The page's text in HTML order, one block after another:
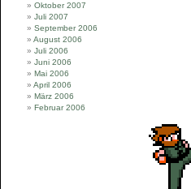
Oktober 2007
Juli 2007
September 2006
August 2006
Juli 2006
Juni 2006
Mai 2006
April 2006
März 2006
Februar 2006